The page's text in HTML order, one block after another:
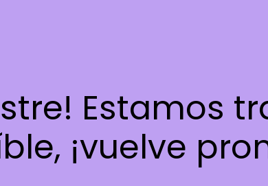
Estamos
¡vuelve